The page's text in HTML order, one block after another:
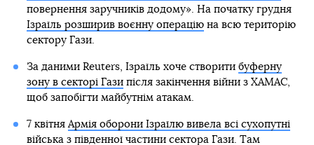
повернення заручників додому». На початку грудня
Ізраїль розширив воєнну операціюна всю територію
сектору Гази.
За даними Reuters, Ізраїль хоче створити буферну
зону в секторі Газипісля закінчення війни з ХАМАС,
щоб запобігти майбутнім атакам.
7 квітняАрмія оборони Ізраїлю вивела всі сухопутні
військаз південної частини сектора Гази. Там